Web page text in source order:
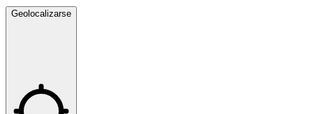
Geolocalizarse